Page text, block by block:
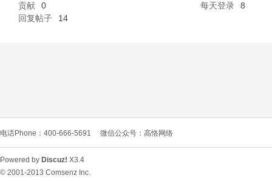
L
贡献
0 每天登录
8
回复帖子
14
电话Phone：400-666-5691 微信公众号：高恪网络
Powered by Discuz! X3.4
© 2001-2013 Comsenz Inc.